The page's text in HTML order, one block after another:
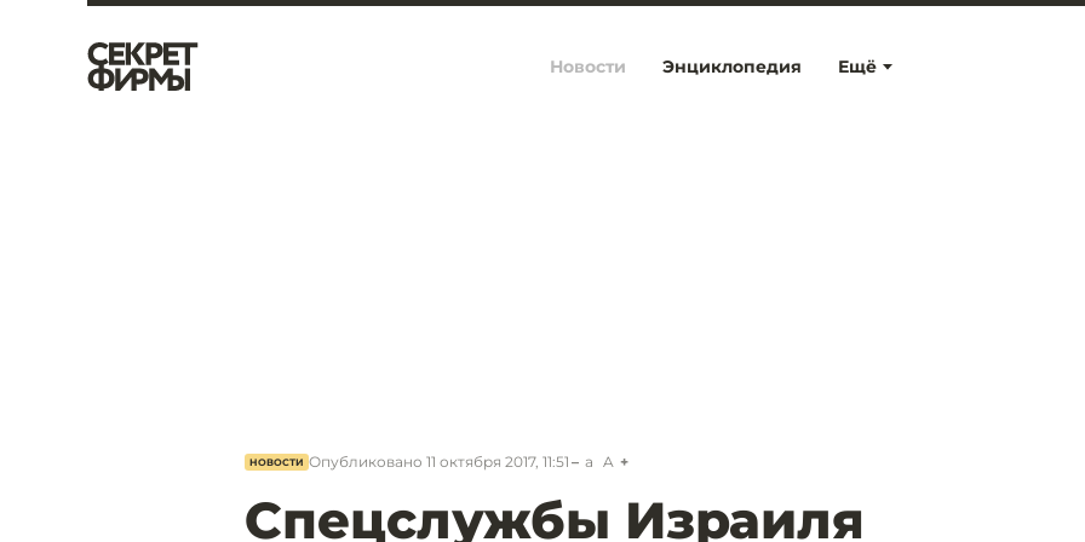
Ещё
Новости Энциклопедия
НОВОСТИ Опубликовано 11 октября 2017, 11:51 a A
Спецслужбы Израиля